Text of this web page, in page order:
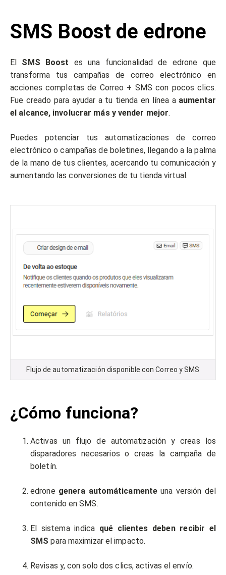
SMS Boost de edrone
El SMS Boost es una funcionalidad de edrone que
transforma tus campañas de correo electrónico en
acciones completas de Correo + SMS con pocos clics.
Fue creado para ayudar a tu tienda en línea a aumentar
el alcance, involucrar más y vender mejor.
Puedes potenciar tus automatizaciones de correo
electrónico o campañas de boletines, llegando a la palma
de la mano de tus clientes, acercando tu comunicación y
aumentando las conversiones de tu tienda virtual.
Flujo de automatización disponible con Correo y SMS
¿Cómo funciona?
Activas un flujo de automatización y creas los
disparadores necesarios o creas la campaña de
boletín.
edrone genera automáticamente una versión del
contenido en SMS.
El sistema indica qué clientes deben recibir el
SMS para maximizar el impacto.
Revisas y, con solo dos clics, activas el envío.